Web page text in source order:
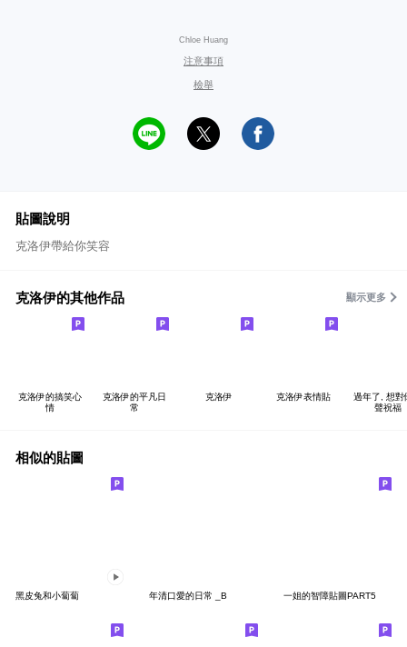
Chloe Huang
注意事項
檢舉
貼圖說明
克洛伊帶給你笑容
克洛伊的其他作品 顯示更多
克洛伊的搞笑心
情
克洛伊的平凡日
常
克洛伊 克洛伊表情貼
過年了, 想對
聲祝福
相似的貼圖
黑皮兔和小蔔蔔 年清口愛的日常 _B 一姐的智障貼圖PART5